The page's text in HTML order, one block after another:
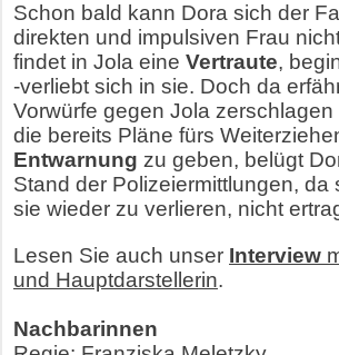
Schon bald kann Dora sich der
direkten und impulsiven Frau
findet in Jola eine Vertraute,
-verliebt sich in sie. Doch da
Vorwürfe gegen Jola
die bereits Pläne fürs
Entwarnung zu geben, belügt
Stand der Polizeiermittlungen, da
sie wieder zu verlieren, nicht
Lesen Sie auch unser Interview
und Hauptdarstellerin.
Nachbarinnen